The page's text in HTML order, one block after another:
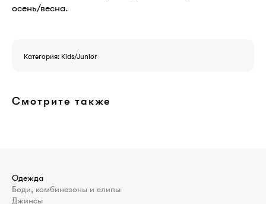
осень/весна.
Категория: Kids/Junior
Смотрите также
Одежда
Боди, комбинезоны и слипы
Джинсы